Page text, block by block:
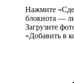
Нажмите
блокнота —
Загрузите
«Добавить в